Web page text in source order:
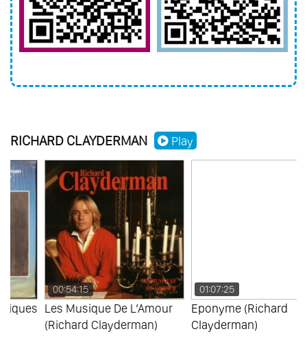
98.Magic Of Richard Vol.5 - Romances
Clasicos
99.Mysterious Eternity
103.Classical Passion
104.New Era
105.Romantic Nights
Jodavia Existe El Amor
Treasury Of Love
108.Best Songs
109.
Memories As Time Goes By Vol.1
110.Memories As Time Goes By Vol.2
111.Essential 20
RICHARD CLAYDERMAN Play
00:54:15
Les Musique De L’Amour
(Richard Clayderman)
01:07:25
Eponyme (Richard
Clayderman)